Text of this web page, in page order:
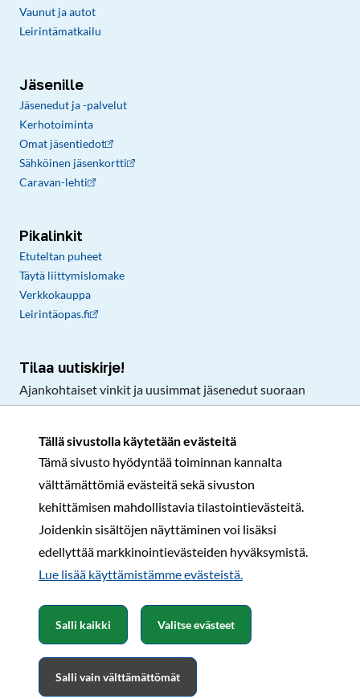
Tällä sivustolla käytetään evästeitä
Tämä sivusto hyödyntää toiminnan kannalta
välttämättömiä evästeitä sekä sivuston
kehittämisen mahdollistavia tilastointievästeitä.
Joidenkin sisältöjen näyttäminen voi lisäksi
edellyttää markkinointievästeiden hyväksymistä.
Lue lisää käyttämistämme evästeistä.​​​​​​
Salli kaikki
Salli vain välttämättömät
Valitse evästeet
Vaunut ja autot
Leirintämatkailu
Jäsenille
Jäsenedut ja -palvelut
Kerhotoiminta
Omat jäsentiedot
Sähköinen jäsenkortti
Caravan-lehti
Pikalinkit
Etuteltan puheet
Täytä liittymislomake
Verkkokauppa
Leirintäopas.fi
Tilaa uutiskirje!
Ajankohtaiset vinkit ja uusimmat jäsenedut suoraan
Rekisteri- ja tietosuojaselosteSopimusehdot